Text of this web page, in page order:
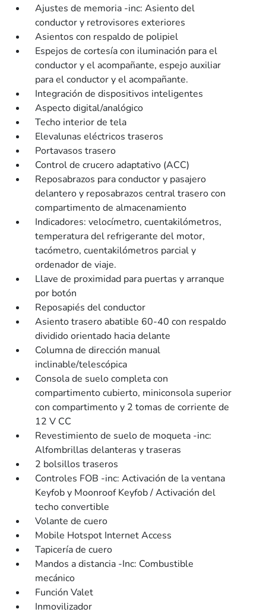
Ajustes de memoria -inc: Asiento del
conductor y retrovisores exteriores
Asientos con respaldo de polipiel
Espejos de cortesía con iluminación para el
conductor y el acompañante, espejo auxiliar
para el conductor y el acompañante.
Integración de dispositivos inteligentes
Aspecto digital/analógico
Techo interior de tela
Elevalunas eléctricos traseros
Portavasos trasero
Control de crucero adaptativo (ACC)
Reposabrazos para conductor y pasajero
delantero y reposabrazos central trasero con
compartimento de almacenamiento
Indicadores: velocímetro, cuentakilómetros,
temperatura del refrigerante del motor,
tacómetro, cuentakilómetros parcial y
ordenador de viaje.
Llave de proximidad para puertas y arranque
por botón
Reposapiés del conductor
Asiento trasero abatible 60-40 con respaldo
dividido orientado hacia delante
Columna de dirección manual
inclinable/telescópica
Consola de suelo completa con
compartimento cubierto, miniconsola superior
con compartimento y 2 tomas de corriente de
12 V CC
Revestimiento de suelo de moqueta -inc:
Alfombrillas delanteras y traseras
2 bolsillos traseros
Controles FOB -inc: Activación de la ventana
Keyfob y Moonroof Keyfob / Activación del
techo convertible
Volante de cuero
Mobile Hotspot Internet Access
Tapicería de cuero
Mandos a distancia -Inc: Combustible
mecánico
Función Valet
Inmovilizador